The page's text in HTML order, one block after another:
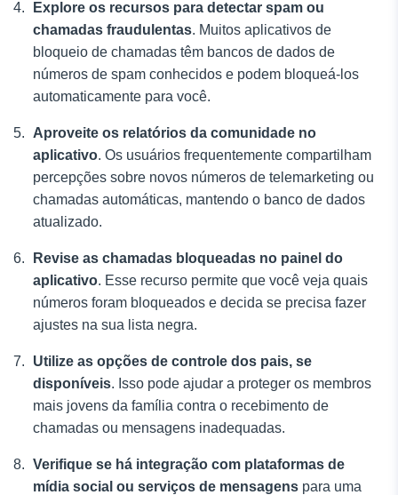
Explore os recursos para detectar spam ou
chamadas fraudulentas. Muitos aplicativos de
bloqueio de chamadas têm bancos de dados de
números de spam conhecidos e podem bloqueá-los
automaticamente para você.
Aproveite os relatórios da comunidade no
aplicativo. Os usuários frequentemente compartilham
percepções sobre novos números de telemarketing ou
chamadas automáticas, mantendo o banco de dados
atualizado.
Revise as chamadas bloqueadas no painel do
aplicativo. Esse recurso permite que você veja quais
números foram bloqueados e decida se precisa fazer
ajustes na sua lista negra.
Utilize as opções de controle dos pais, se
disponíveis. Isso pode ajudar a proteger os membros
mais jovens da família contra o recebimento de
chamadas ou mensagens inadequadas.
Verifique se há integração com plataformas de
mídia social ou serviços de mensagens para uma